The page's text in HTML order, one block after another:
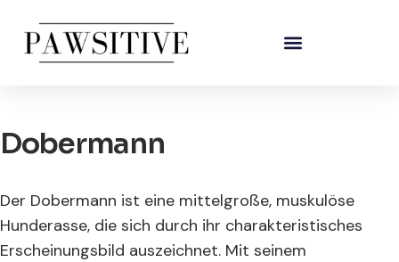
Dobermann
Der Dobermann ist eine mittelgroße, muskulöse
Hunderasse, die sich durch ihr charakteristisches
Erscheinungsbild auszeichnet. Mit seinem